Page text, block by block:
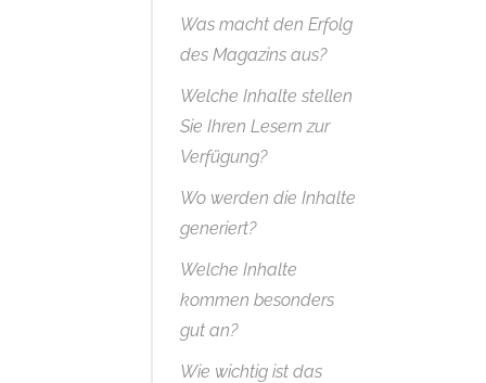
Was macht den Erfolg
des Magazins aus?
Welche Inhalte stellen
Sie Ihren Lesern zur
Verfügung?
Wo werden die Inhalte
generiert?
Welche Inhalte
kommen besonders
gut an?
Wie wichtig ist das